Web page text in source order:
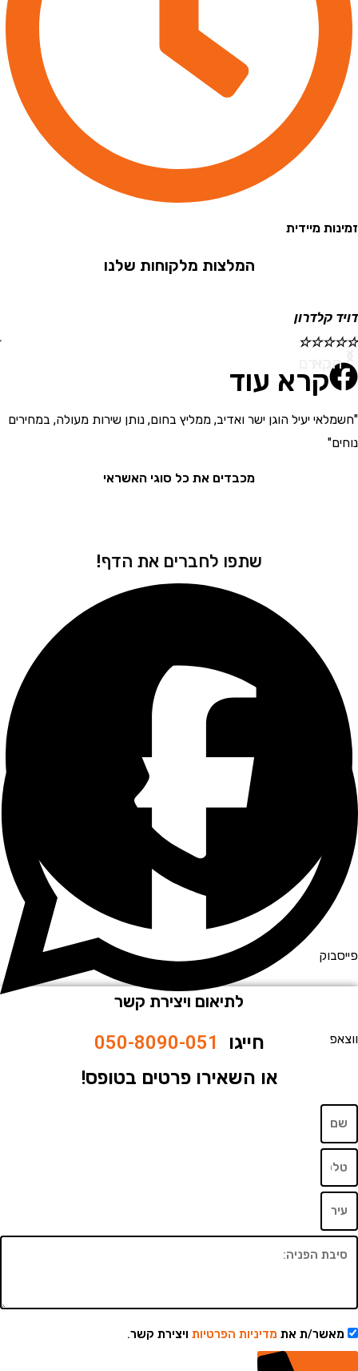
מיידית
המלצות מלקוחות שלנו
☆
☆
קרא עוד
יעיל הוגן ישר ואדיב, ממליץ בחום, נותן שירות מעולה, במחירים
מכבדים את כל סוגי האשראי
שתפו לחברים את הדף!
לתיאום ויצירת קשר
חייגו050-8090-051
או השאירו פרטים בטופס!
ת אתמדיניות הפרטיותויצירת קשר.